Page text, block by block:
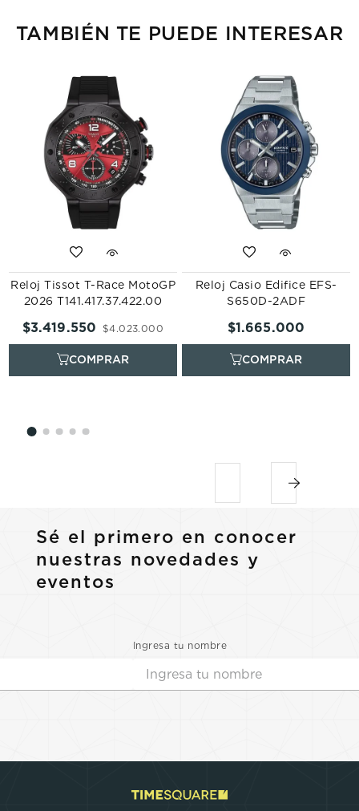
TAMBIÉN TE PUEDE INTERESAR
Reloj Tissot T-Race MotoGP
2026 T141.417.37.422.00
$4.023.000
$3.419.550
Reloj Casio Edifice EFS-
S650D-2ADF
$1.665.000
Sé el primero en conocer
nuestras novedades y
eventos
Ingresa tu nombre